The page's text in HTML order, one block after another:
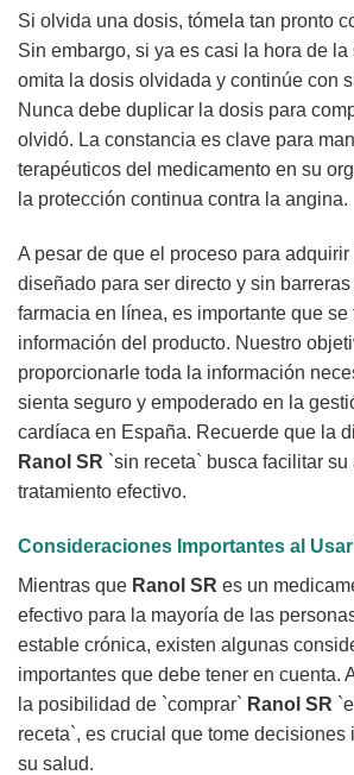
Si olvida una dosis, tómela tan pronto
Sin embargo, si ya es casi la hora de
omita la dosis olvidada y continúe con
Nunca debe duplicar la dosis para
olvidó. La constancia es clave para
terapéuticos del medicamento en su
la protección continua contra la angina.
A pesar de que el proceso para adquirir
diseñado para ser directo y sin
farmacia en línea, es importante que
información del producto. Nuestro
proporcionarle toda la información
sienta seguro y empoderado en la
cardíaca en España. Recuerde que la
Ranol SR `sin receta` busca facilitar su
tratamiento efectivo.
Consideraciones Importantes al Usar
Mientras que Ranol SR es un
efectivo para la mayoría de las
estable crónica, existen algunas
importantes que debe tener en cuenta.
la posibilidad de `comprar` Ranol SR
receta`, es crucial que tome decisiones
su salud.